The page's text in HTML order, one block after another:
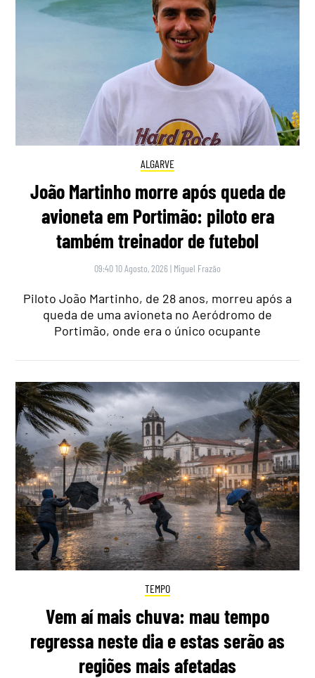
ALGARVE
João Martinho morre após queda de
avioneta em Portimão: piloto era
também treinador de futebol
09:40 10 Agosto, 2026 | Miguel Frazão
Piloto João Martinho, de 28 anos, morreu após a
queda de uma avioneta no Aeródromo de
Portimão, onde era o único ocupante
TEMPO
Vem aí mais chuva: mau tempo
regressa neste dia e estas serão as
regiões mais afetadas